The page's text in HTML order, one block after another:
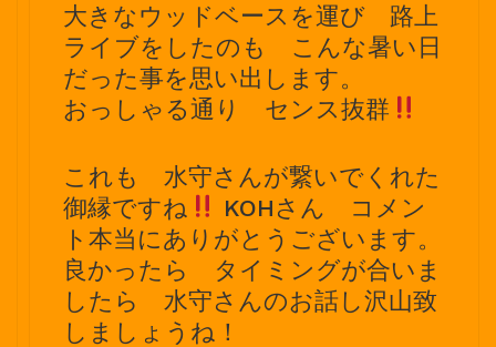
大きなウッドベースを運び 路上
ライブをしたのも こんな暑い日
だった事を思い出します。
おっしゃる通り センス抜群
これも 水守さんが繋いでくれた
御縁ですね
KOHさん コメン
ト本当にありがとうございます。
良かったら タイミングが合いま
したら 水守さんのお話し沢山致
しましょうね！